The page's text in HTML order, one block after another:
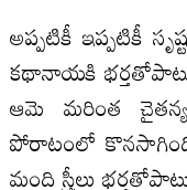
అప్పటికీ ఇప్పటికీ
కథానాయకి
ఆమె మరింత
పోరాటంలో
మంది స్త్రీలు